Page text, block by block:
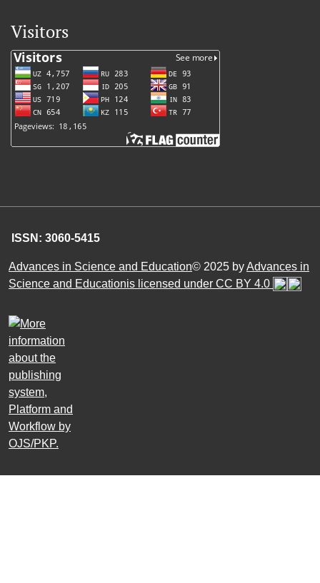
Visitors
ISSN: 3060-5415
Advances in Science and Education© 2025 byAdvances in
Science and Educationis licensed under CC BY 4.0